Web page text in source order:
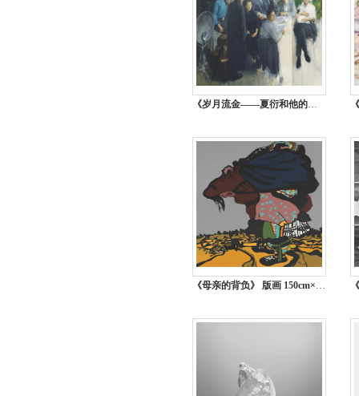
《岁月流金——夏衍和他的朋友们》 油画 200cm×236cm 殷雄 上海
《母亲的背负》 版画 150cm×110cm 康蕾 北京